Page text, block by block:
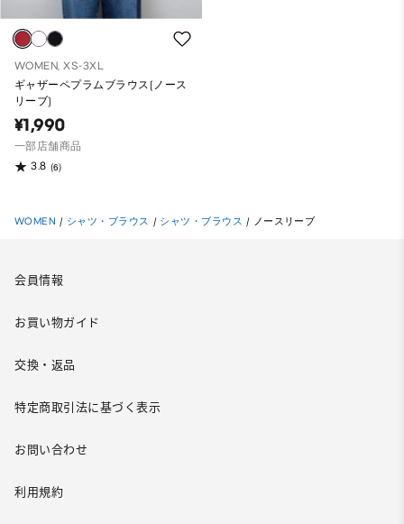
WOMEN, XS-3XL
ギャザーペプラムブラウス(ノース
リーブ)
¥1,990
一部店舗商品
3.8 (6)
WOMEN / シャツ・ブラウス / シャツ・ブラウス / ノースリーブ
会員情報
お買い物ガイド
交換・返品
特定商取引法に基づく表示
お問い合わせ
利用規約